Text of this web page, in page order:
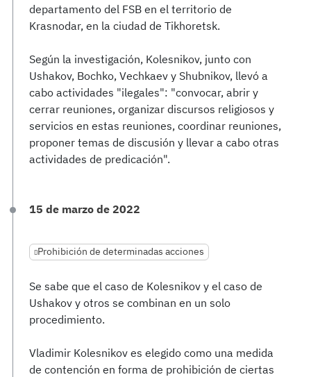
departamento del FSB en el territorio de
Krasnodar, en la ciudad de Tikhoretsk.
Según la investigación, Kolesnikov, junto con
Ushakov, Bochko, Vechkaev y Shubnikov, llevó a
cabo actividades "ilegales": "convocar, abrir y
cerrar reuniones, organizar discursos religiosos y
servicios en estas reuniones, coordinar reuniones,
proponer temas de discusión y llevar a cabo otras
actividades de predicación".
15 de marzo de 2022
Prohibición de determinadas acciones
Se sabe que el caso de Kolesnikov y el caso de
Ushakov y otros se combinan en un solo
procedimiento.
Vladimir Kolesnikov es elegido como una medida
de contención en forma de prohibición de ciertas